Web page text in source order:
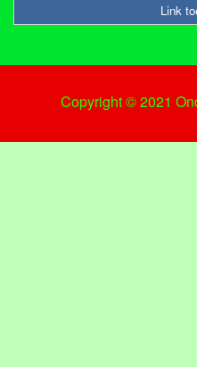
Link
Copyright © 2021